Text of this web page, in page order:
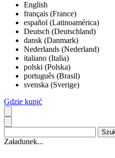
English
français (France)
español (Latinoamérica)
Deutsch (Deutschland)
dansk (Danmark)
Nederlands (Nederland)
italiano (Italia)
polski (Polska)
português (Brasil)
svenska (Sverige)
Gdzie kupić
Załadunek...